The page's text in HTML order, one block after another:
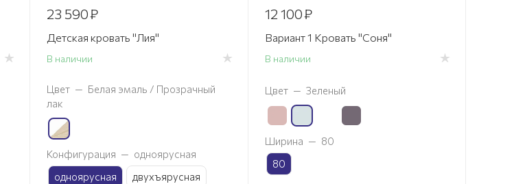
23 590₽
Детская кровать "Лия"
В наличии
Цвет — Белая эмаль / Прозрачный
лак
Конфигурация — одноярусная
одноярусная
двухъярусная
12 100₽
Вариант 1 Кровать "Соня"
В наличии
Цвет — Зеленый
Ширина — 80
80